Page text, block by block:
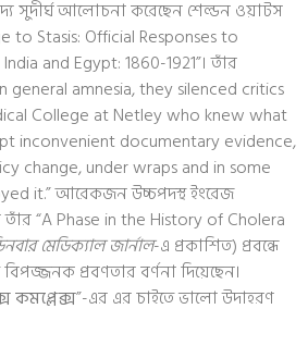
সুদীর্ঘ আলোচনা করেছেন শেল্ডন ওয়াটস
to Stasis: Official Responses to
and Egypt: 1860-1921”। তাঁর
general amnesia, they silenced critics
College at Netley who knew what
inconvenient documentary evidence,
change, under wraps and in some
it.” আরেকজন উচ্চপদস্থ ইংরেজ
তাঁর “A Phase in the History of Cholera
মেডিক্যাল জার্নাল-এ প্রকাশিত) প্রবন্ধে
প্রবণতার বর্ণনা দিয়েছেন।
কমপ্লেক্স”-এর এর চাইতে ভালো উদাহরণ